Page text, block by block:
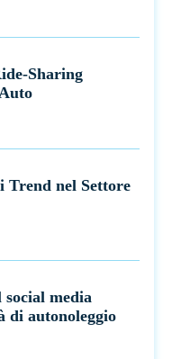
Sharing
Trend nel Settore
media
di autonoleggio